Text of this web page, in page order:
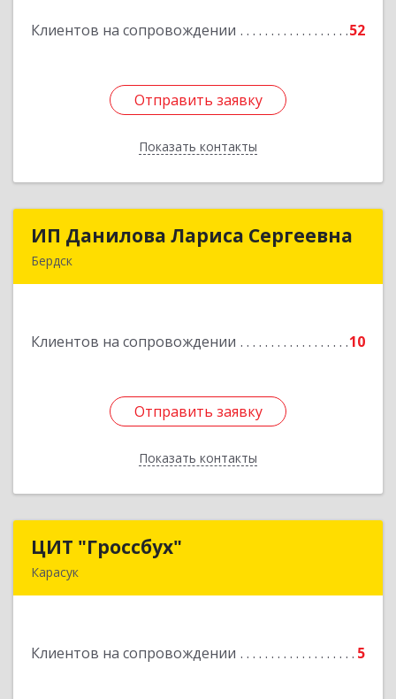
Клиентов на сопровождении 52
Отправить заявку
Показать контакты
Подробнее
Отправить заявку
Назад
ИП Данилова Лариса Сергеевна
Бердск
Клиентов на сопровождении 10
Отправить заявку
Показать контакты
ИП Данилова Лариса Сергеевна
Подробнее
Отправить заявку
Назад
ЦИТ "Гроссбух"
Карасук
Клиентов на сопровождении 5
Подробнее